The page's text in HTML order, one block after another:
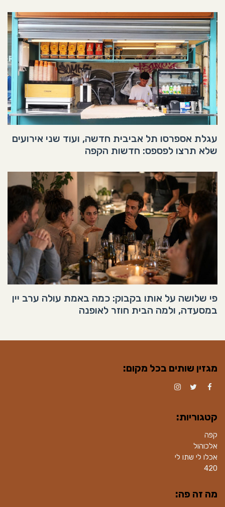
עגלת אספרסו תל אביבית חדשה, ועוד שני אירועים
שלא תרצו לפספס: חדשות הקפה
פי שלושה על אותו בקבוק: כמה באמת עולה ערב יין
במסעדה, ולמה הבית חוזר לאופנה
מגזין שותים בכל מקום:
קטגוריות:
קפה
אלכוהול
אכלו לי שתו לי
420
מה זה פה: